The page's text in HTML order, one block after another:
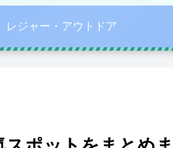
レジャー・アウトドア